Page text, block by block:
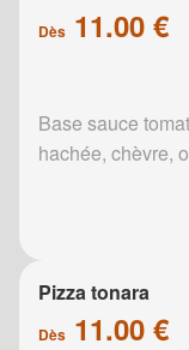
Dès 11.00 €
Base sauce
hachée, chèvre,
Pizza tonara
Dès 11.00 €